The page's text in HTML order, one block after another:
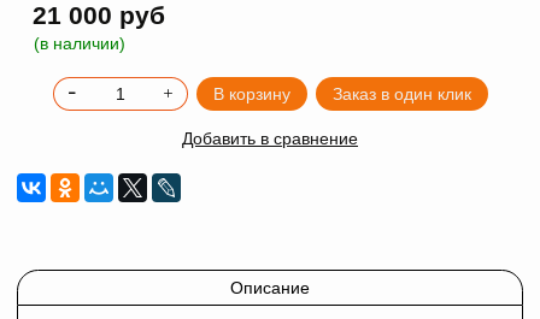
21 000 руб
(в наличии)
В корзину Заказ в один клик
Добавить в сравнение
Описание